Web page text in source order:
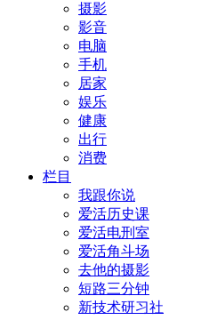
摄影
影音
电脑
手机
居家
娱乐
健康
出行
消费
栏目
我跟你说
爱活历史课
爱活电刑室
爱活角斗场
去他的摄影
短路三分钟
新技术研习社